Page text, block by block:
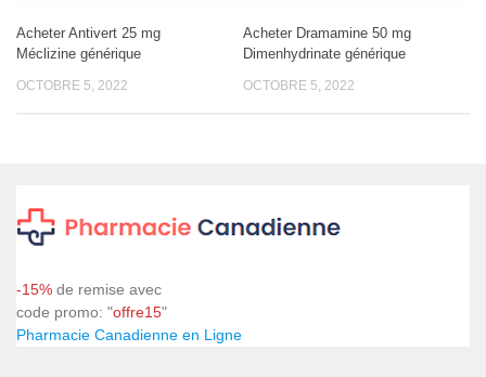
Acheter Antivert 25 mg
Méclizine générique
OCTOBRE 5, 2022
Acheter Dramamine 50 mg
Dimenhydrinate générique
OCTOBRE 5, 2022
-15% de remise avec
code promo: "offre15"
Pharmacie Canadienne en Ligne